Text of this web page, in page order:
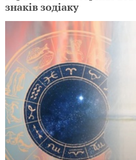
знаків зодіаку